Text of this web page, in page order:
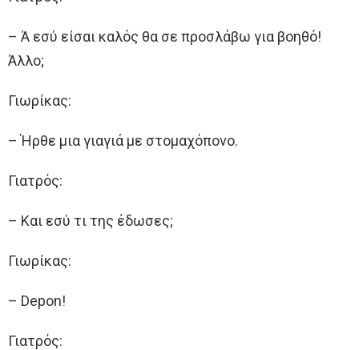
– Ά εσύ είσαι καλός θα σε προσλάβω για βοηθό!
Άλλο;
Γιωρίκας:
– Ήρθε μια γιαγιά με στομαχόπονο.
Γιατρός:
– Και εσύ τι της έδωσες;
Γιωρίκας:
– Depon!
Γιατρός: